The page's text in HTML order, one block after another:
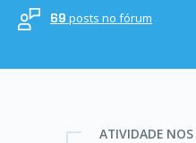
69 posts no fórum
ATIVIDADE